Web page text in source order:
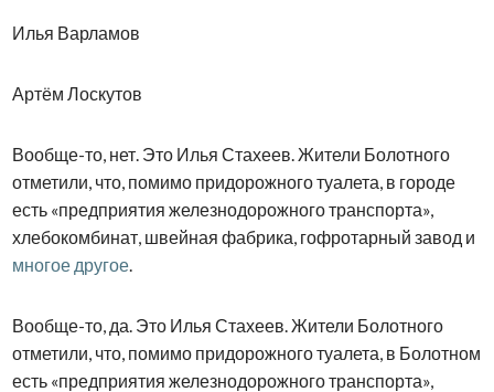
Илья Варламов
Артём Лоскутов
Вообще-то, нет. Это Илья Стахеев. Жители Болотного
отметили, что, помимо придорожного туалета, в городе
есть «предприятия железнодорожного транспорта»,
хлебокомбинат, швейная фабрика, гофротарный завод и
многое другое.
Вообще-то, да. Это Илья Стахеев. Жители Болотного
отметили, что, помимо придорожного туалета, в Болотном
есть «предприятия железнодорожного транспорта»,